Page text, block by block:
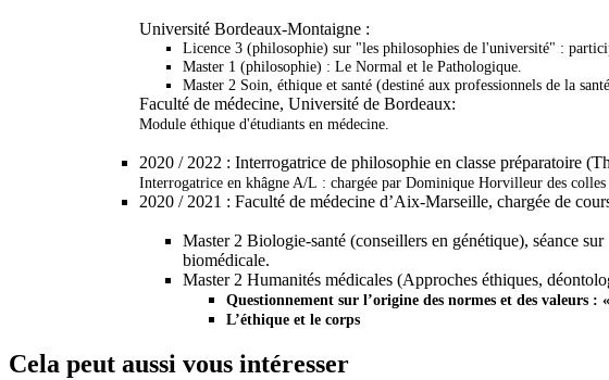
Université Bordeaux-Montaigne :
Licence 3 (philosophie) sur "les philosophies de l'université" :
Master 1 (philosophie) : Le Normal et le Pathologique
Master 2 Soin, éthique et santé (destiné aux professionnels de la
Faculté de médecine, Université de Bordeaux:
Module éthique d'étudiants en médecine.
2020 / 2022 : Interrogatrice de philosophie en classe préparatoire
Interrogatrice en khâgne A/L : chargée par Dominique Horvilleur des
2020 / 2021 : Faculté de médecine d’Aix-Marseille, chargée de
Master 2 Biologie-santé (conseillers en génétique), séance sur
biomédicale.
Master 2 Humanités médicales (Approches éthiques,
Questionnement sur l’origine des normes et des valeurs
L’éthique et le corps
Cela peut aussi vous intéresser